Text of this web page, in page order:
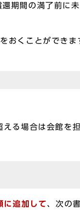
期間の満了前に
おくことができま
る場合は会館を担
に追加して、次の